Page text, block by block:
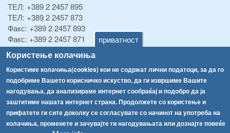
приватност
Користење колачиња
Користиме колачиња(cookies) кои не содржат лични податоци, за да го
подобриме Вашето корисничко искуство, да ги извршиме Вашите
нагодувања, да анализираме интернет сообраќај и подобро да ја
заштитиме нашата интернет страна. Продолжете со користење и
прифатете ги сите доколку се согласувате со начинот на употреба на
колачиња, променете и зачувајте ги нагодувањата или дознајте повеќе
ТЕЛ: +389 2 2457 895
ТЕЛ: +389 2 2457 873
Факс: +389 2 2457 893
Факс: +389 2 2457 871
info@fva.gov.mk
[АХВ-претходна страна]
Соопштенија
Република Бугарија ги засили официјалните контроли при увоз на свежо овошје и зеленчук
Високите температури ризик од труење со храна, опасни се и за животните
Навигација
Архива
Регистри